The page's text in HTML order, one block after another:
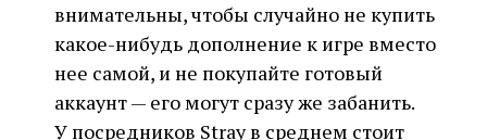
внимательны, чтобы случайно не купить
какое-нибудь дополнение к игре вместо
нее самой, и не покупайте готовый
аккаунт — его могут сразу же забанить.
У посредников Stray в среднем стоит